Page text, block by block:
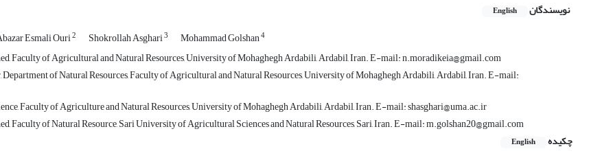
نویسندگان English
Esmali Ouri2 Shokrollah Asghari3 Mohammad Golshan4
Faculty of Agricultural and Natural Resources, University of Mohaghegh Ardabili, Ardabil, Iran. E-mail: n.moradikeia@gmail.com
of Natural Resources, Faculty of Agricultural and Natural Resources, University of Mohaghegh Ardabili, Ardabil, Iran. E-mail:
Faculty of Agriculture and Natural Resources, University of Mohaghegh Ardabili, Ardabil, Iran. E-mail: shasghari@uma.ac.ir
Faculty of Natural Resource, Sari University of Agricultural Sciences and Natural Resources, Sari, Iran. E-mail: m.golshan20@gmail.com
چکیده
English